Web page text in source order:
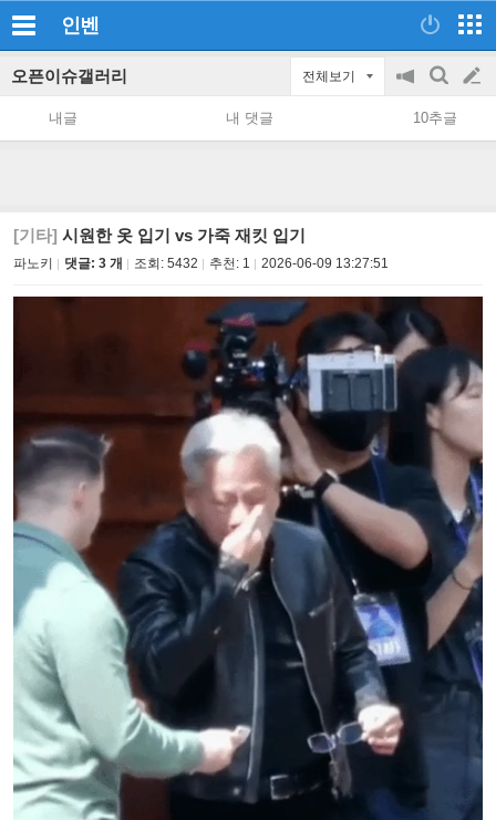
인벤
오픈이슈갤러리 전체보기
공
지
on/off
검
색
글
쓰
내글 내 댓글 10추글
[기타] 시원한 옷 입기 vs 가죽 재킷 입기
파노키 댓글: 3 개 조회: 5432 추천: 1 2026-06-09 13:27:51